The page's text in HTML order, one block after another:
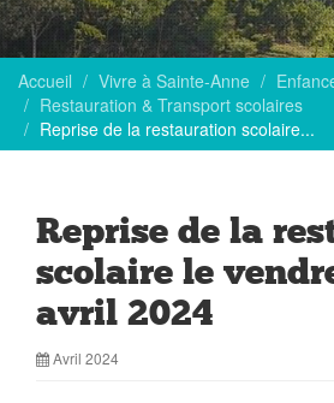
Accueil Vivre à Sainte-Anne
Restauration & Transport scolaires
Reprise de la restauration scolaire...
Reprise de la
scolaire le
avril 2024
Avril 2024